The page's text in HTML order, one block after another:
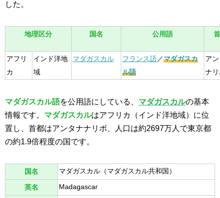
した。
地理区分 国名 公用語
アフリ
カ
インド洋地
域
マダガスカル フランス語／マダガスカ
ル語
ア
ナ
マダガスカル語を公用語にしている、 マダガスカルの基本
情報です。 マダガスカルはアフリカ（インド洋地域）に位
置し、首都はアンタナナリボ、人口は約2697万人で東京都
の約1.9倍程度の国です。
国名 マダガスカル（マダガスカル共和国）
英名 Madagascar